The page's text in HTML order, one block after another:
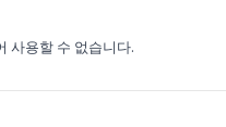
사용할 수 없습니다.